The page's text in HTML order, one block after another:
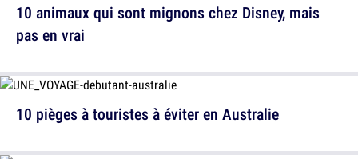
10 animaux qui sont mignons chez Disney, mais
pas en vrai
10 pièges à touristes à éviter en Australie